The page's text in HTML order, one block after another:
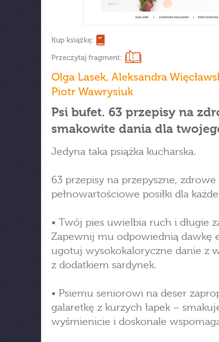
Kup książkę:
Przeczytaj fragment:
Olga Lasek, Aleksandra
Piotr Wawrysiuk
Psi bufet. 63 przepisy na
smakowite dania dla
Jedyna taka psiążka kucharska.
63 przepisy na przepyszne, zdrowe
pełnowartościowe posiłki dla
• Twój pies uwielbia ruch i długie
Zapewnij mu odpowiednią dawkę
ugotuj wysokokaloryczne danie z
z dodatkiem sardynek.
• Psiemu seniorowi na deser
galaretkę z kurzych łapek –
wyśmienicie i doskonale